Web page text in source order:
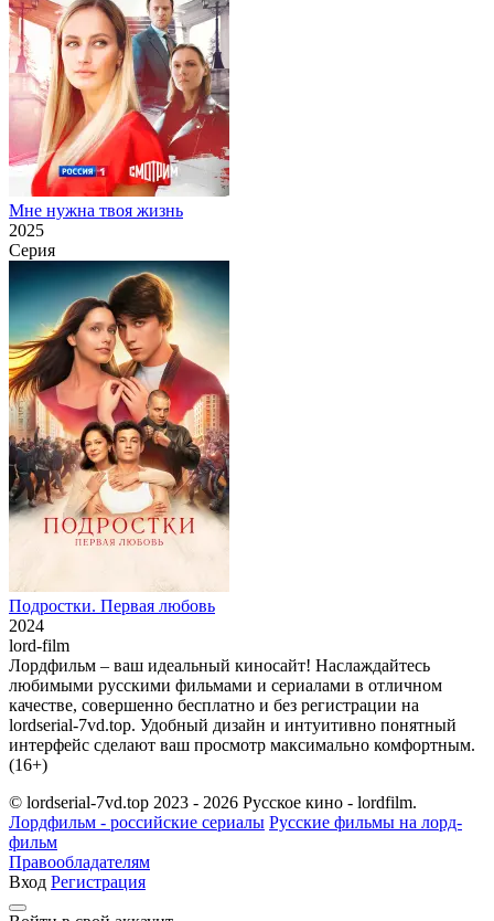
Мне нужна твоя жизнь
2025
Серия
Подростки. Первая любовь
2024
lord-film
Лордфильм – ваш идеальный киносайт! Наслаждайтесь
любимыми русскими фильмами и сериалами в отличном
качестве, совершенно бесплатно и без регистрации на
lordserial-7vd.top. Удобный дизайн и интуитивно понятный
интерфейс сделают ваш просмотр максимально комфортным.
(16+)
© lordserial-7vd.top 2023 - 2026 Русское кино - lordfilm.
Лордфильм - российские сериалы Русские фильмы на лорд-
фильм
Правообладателям
Вход Регистрация